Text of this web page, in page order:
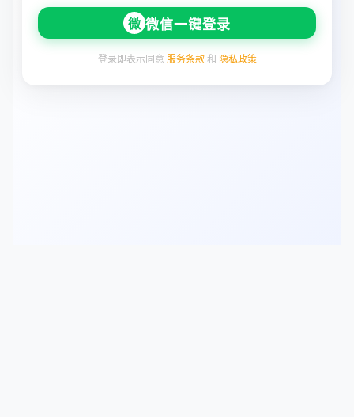
微 微信一键登录
登录即表示同意 服务条款和 隐私政策